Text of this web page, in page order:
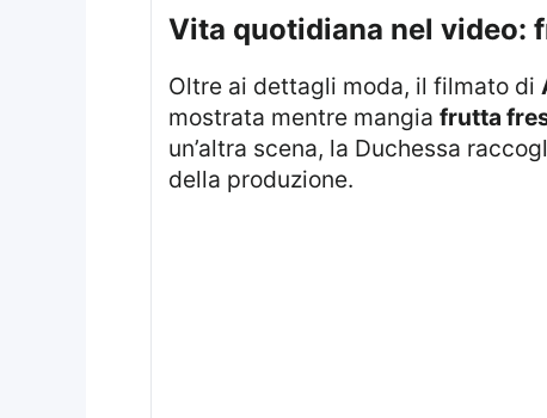
vita quotidiana nel
Oltre ai dettagli moda, il filmato di
mostrata mentre mangia frutta
un’altra scena, la Duchessa
della produzione.